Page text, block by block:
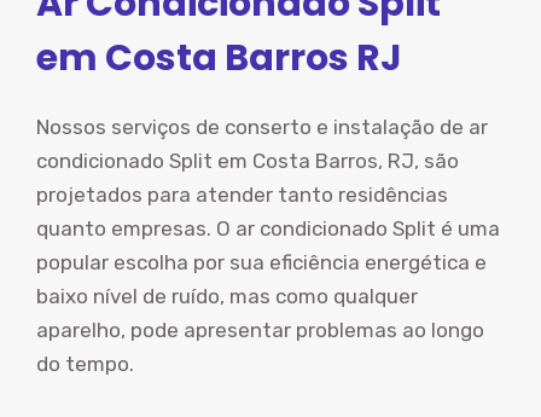
em Costa Barros RJ
Nossos serviços de conserto e instalação de ar
condicionado Split em Costa Barros, RJ, são
projetados para atender tanto residências
quanto empresas. O ar condicionado Split é uma
popular escolha por sua eficiência energética e
baixo nível de ruído, mas como qualquer
aparelho, pode apresentar problemas ao longo
do tempo.